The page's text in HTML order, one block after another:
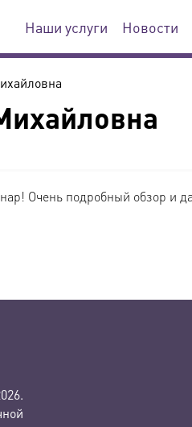
Наши услуги Новости
Очень подробный обзор и